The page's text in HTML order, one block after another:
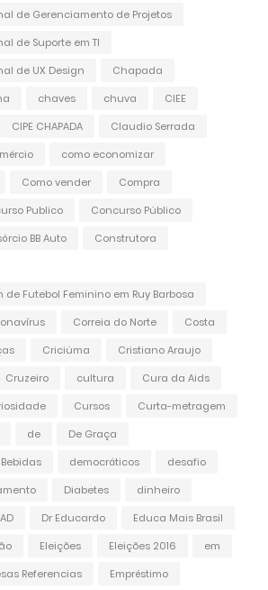
de Gerenciamento de Projetos
de Suporte em TI
de UX Design
Chapada
chaves chuva
CIEE
CIPE CHAPADA
Claudio Serrada
como economizar
Como vender
Compra
Publico
Concurso Público
BB Auto
Construtora
Futebol Feminino em Ruy Barbosa
Correia do Norte
Costa
Criciúma
Cristiano Araujo
Cruzeiro cultura
Cura da Aids
Cursos
Curta-metragem
de
De Graça
democráticos
desafio
Diabetes
dinheiro
Dr Educardo
Educa Mais Brasil
Eleições Eleições 2016
em
Referencias
Empréstimo